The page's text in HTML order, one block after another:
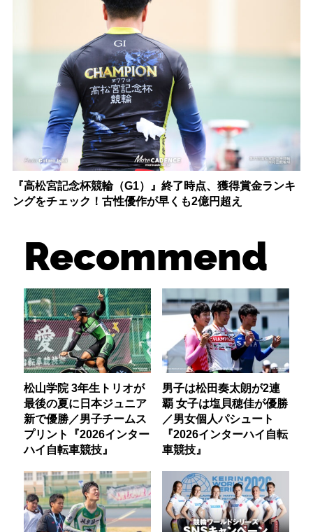
『高松宮記念杯競輪（G1）』終了時点、獲得賞金ランキ
ングをチェック！古性優作が早くも2億円超え
Recommend
松山学院 3年生トリオが
最後の夏に日本ジュニア
新で優勝／男子チームス
プリント『2026インター
ハイ自転車競技』
男子は松田奏太朗が2連
覇 女子は塩貝穂佳が優勝
／男女個人パシュート
『2026インターハイ自転
車競技』